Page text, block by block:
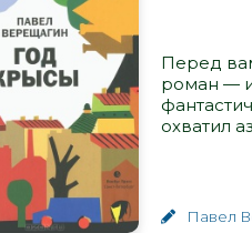
Перед
роман —
охватил
Павел